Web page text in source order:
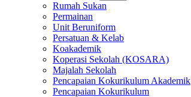
Rumah Sukan
Permainan
Unit Beruniform
Persatuan & Kelab
Koakademik
Koperasi Sekolah (KOSARA)
Majalah Sekolah
Pencapaian Kokurikulum Akademik
Pencapaian Kokurikulum